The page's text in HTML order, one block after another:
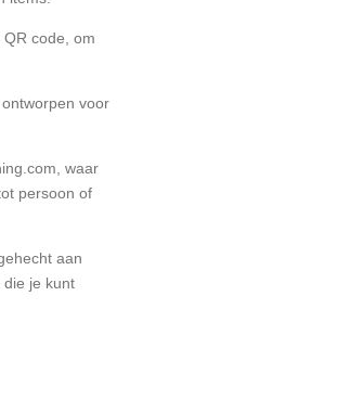
code, om
voor
waar
persoon of
aan
je kunt